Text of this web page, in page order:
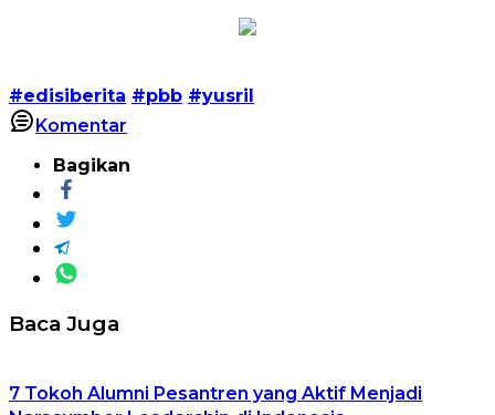
#edisiberita #pbb #yusril
Komentar
Bagikan
Baca Juga
7 Tokoh Alumni Pesantren yang Aktif Menjadi